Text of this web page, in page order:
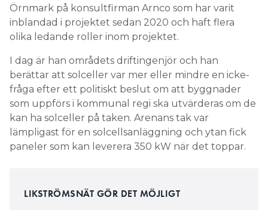
Örnmark på konsultfirman Arnco som har varit
inblandad i projektet sedan 2020 och haft flera
olika ledande roller inom projektet.
I dag är han områdets driftingenjör och han
berättar att solceller var mer eller mindre en icke-
fråga efter ett politiskt beslut om att byggnader
som uppförs i kommunal regi ska utvärderas om de
kan ha solceller på taken. Arenans tak var
lämpligast för en solcellsanläggning och ytan fick
paneler som kan leverera 350 kW när det toppar.
LIKSTRÖMSNÄT GÖR DET MÖJLIGT